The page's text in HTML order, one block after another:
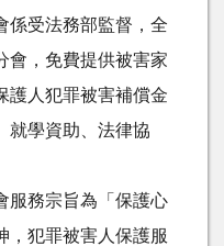
係受法務部監督，全
會，免費提供被害家
護人犯罪被害補償金
就學資助、法律協
服務宗旨為「保護心
，犯罪被害人保護服